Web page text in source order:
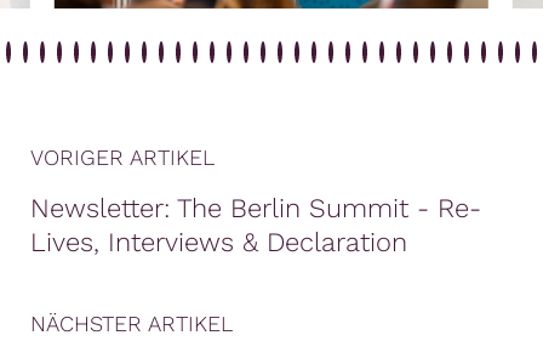
VORIGER ARTIKEL
Newsletter: The Berlin Summit - Re-
Lives, Interviews & Declaration
NÄCHSTER ARTIKEL